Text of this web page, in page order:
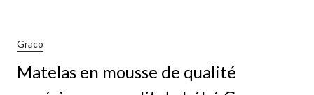
Graco
Matelas en mousse de qualité